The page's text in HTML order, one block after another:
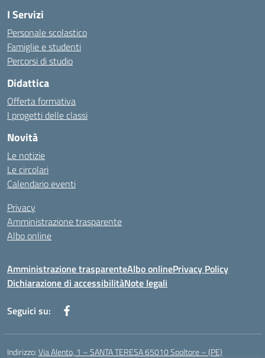
I Servizi
Personale scolastico
Famiglie e studenti
Percorsi di studio
Didattica
Offerta formativa
I progetti delle classi
Novità
Le notizie
Le circolari
Calendario eventi
Privacy
Amministrazione trasparente
Albo online
Amministrazione trasparenteAlbo onlinePrivacy Policy
Dichiarazione di accessibilitàNote legali
Seguici su:
Indirizzo:Via Alento, 1 – SANTA TERESA 65010 Spoltore – (PE)